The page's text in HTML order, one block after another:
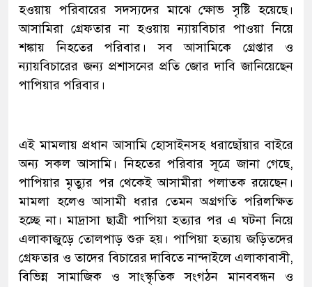
হওয়ায় পরিবারের সদস্যদের মাঝে ক্ষোভ সৃষ্টি হয়েছে।
আসামিরা গ্রেফতার না হওয়ায় ন্যায়বিচার পাওয়া নিয়ে
শঙ্কায় নিহতের পরিবার। সব আসামিকে গ্রেপ্তার ও
ন্যায়বিচারের জন্য প্রশাসনের প্রতি জোর দাবি জানিয়েছেন
পাপিয়ার পরিবার।
এই মামলায় প্রধান আসামি হোসাইনসহ ধরাছোঁয়ার বাইরে
অন্য সকল আসামি। নিহতের পরিবার সূত্রে জানা গেছে,
পাপিয়ার মৃত্যুর পর থেকেই আসামীরা পলাতক রয়েছেন।
মামলা হলেও আসামী ধরার তেমন অগ্রগতি পরিলক্ষিত
হচ্ছে না। মাদ্রাসা ছাত্রী পাপিয়া হত্যার পর এ ঘটনা নিয়ে
এলাকাজুড়ে তোলপাড় শুরু হয়। পাপিয়া হত্যায় জড়িতদের
গ্রেফতার ও তাদের বিচারের দাবিতে নান্দাইলে এলাকাবাসী,
বিভিন্ন সামাজিক ও সাংস্কৃতিক সংগঠন মানববন্ধন ও